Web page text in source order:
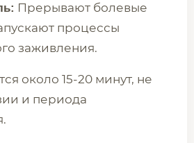
Прерывают болевые
процессы
заживления.
около 15-20 минут, не
и периода